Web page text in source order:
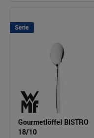
Serie
Gourmetlöffel BISTRO
18/10